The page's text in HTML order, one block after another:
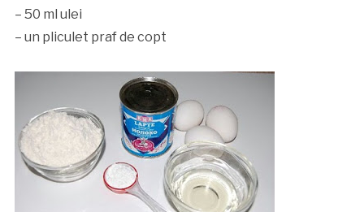
– 50 ml ulei
– un pliculet praf de copt